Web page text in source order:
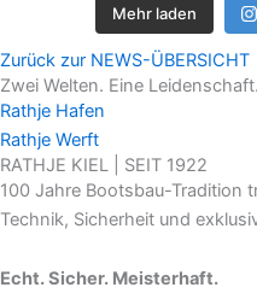
Mehr laden
Zurück zur NEWS-ÜBERSICHT
Zwei Welten. Eine
Rathje Hafen
Rathje Werft
RATHJE KIEL | SEIT 1922
100 Jahre Bootsbau-Tradition
Technik, Sicherheit und
Echt. Sicher. Meisterhaft.